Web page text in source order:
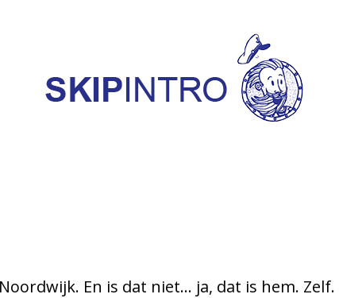
En is dat niet… ja, dat is hem. Zelf.